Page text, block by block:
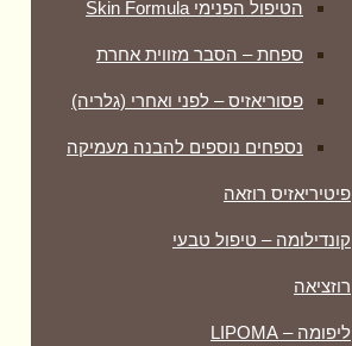
הטיפול הפנימי Skin Formula
ספחת – הסבר מזווית אחרת
פסוריאזיס – לפני ואחרי (גלריה)
נספחים נוספים להבנה מעמיקה
פיטיריאזיס רוזאה
קונדילומה – טיפול טבעי
רוזציאה
ליפומה – LIPOMA